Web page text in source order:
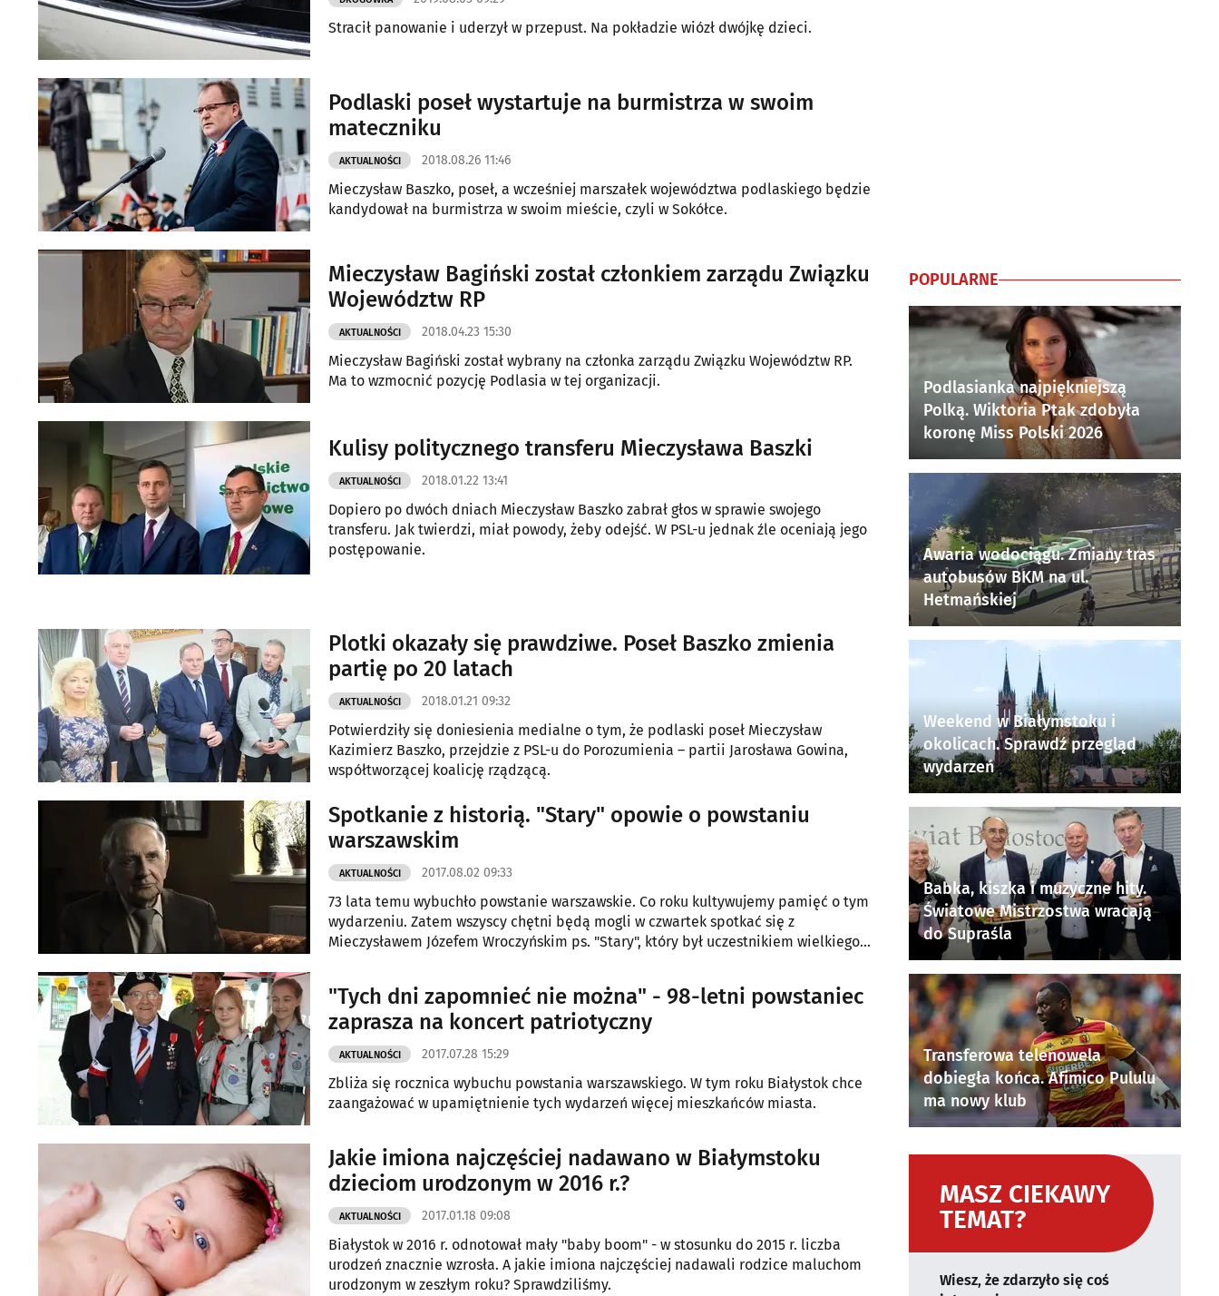
Stracił panowanie i uderzył w przepust. Na pokładzie wiózł dwójkę dzieci.
Podlaski poseł wystartuje na burmistrza w swoim
mateczniku
AKTUALNOŚCI 2018.08.26 11:46
Mieczysław Baszko, poseł, a wcześniej marszałek województwa podlaskiego będzie
kandydował na burmistrza w swoim mieście, czyli w Sokółce.
Mieczysław Bagiński został członkiem zarządu Związku
Województw RP
AKTUALNOŚCI 2018.04.23 15:30
Mieczysław Bagiński został wybrany na członka zarządu Związku Województw RP.
Ma to wzmocnić pozycję Podlasia w tej organizacji.
Kulisy politycznego transferu Mieczysława Baszki
AKTUALNOŚCI 2018.01.22 13:41
Dopiero po dwóch dniach Mieczysław Baszko zabrał głos w sprawie swojego
transferu. Jak twierdzi, miał powody, żeby odejść. W PSL-u jednak źle oceniają jego
postępowanie.
Plotki okazały się prawdziwe. Poseł Baszko zmienia
partię po 20 latach
AKTUALNOŚCI 2018.01.21 09:32
Potwierdziły się doniesienia medialne o tym, że podlaski poseł Mieczysław
Kazimierz Baszko, przejdzie z PSL-u do Porozumienia – partii Jarosława Gowina,
współtworzącej koalicję rządzącą.
Spotkanie z historią. "Stary" opowie o powstaniu
warszawskim
AKTUALNOŚCI 2017.08.02 09:33
73 lata temu wybuchło powstanie warszawskie. Co roku kultywujemy pamięć o tym
wydarzeniu. Zatem wszyscy chętni będą mogli w czwartek spotkać się z
Mieczysławem Józefem Wroczyńskim ps. "Stary", który był uczestnikiem wielkiego
"Tych dni zapomnieć nie można" - 98-letni powstaniec
zaprasza na koncert patriotyczny
AKTUALNOŚCI 2017.07.28 15:29
Zbliża się rocznica wybuchu powstania warszawskiego. W tym roku Białystok chce
zaangażować w upamiętnienie tych wydarzeń więcej mieszkańców miasta.
Jakie imiona najczęściej nadawano w Białymstoku
dzieciom urodzonym w 2016 r.?
AKTUALNOŚCI 2017.01.18 09:08
Białystok w 2016 r. odnotował mały "baby boom" - w stosunku do 2015 r. liczba
urodzeń znacznie wzrosła. A jakie imiona najczęściej nadawali rodzice maluchom
urodzonym w zeszłym roku? Sprawdziliśmy.
POPULARNE
Podlasianka najpiękniejszą
Polką. Wiktoria Ptak zdobyła
koronę Miss Polski 2026
Awaria wodociągu. Zmiany tras
autobusów BKM na ul.
Hetmańskiej
Weekend w Białymstoku i
okolicach. Sprawdź przegląd
wydarzeń
Babka, kiszka i muzyczne hity.
Światowe Mistrzostwa wracają
do Supraśla
Transferowa telenowela
dobiegła końca. Afimico Pululu
ma nowy klub
MASZ CIEKAWY
TEMAT?
Wiesz, że zdarzyło się coś